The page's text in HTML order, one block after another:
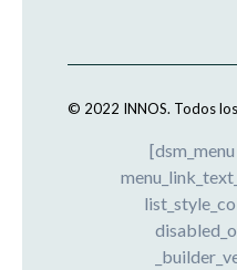
© 2022 INNOS. Todos